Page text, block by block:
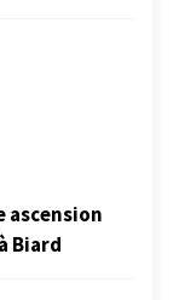
ascension
Biard